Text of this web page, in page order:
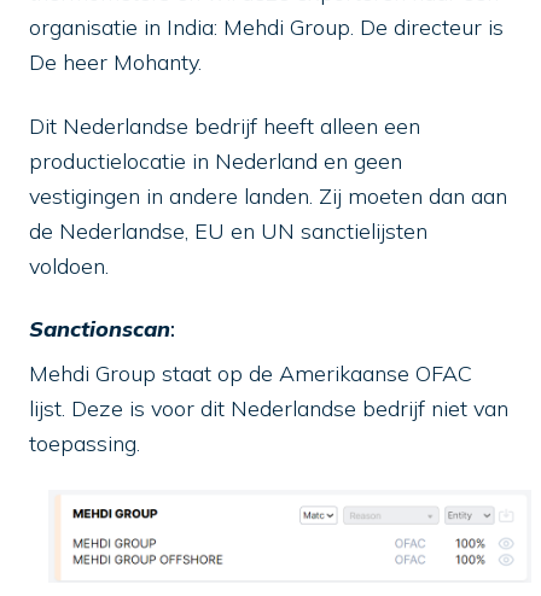
organisatie in India: Mehdi Group. De directeur is
De heer Mohanty.
Dit Nederlandse bedrijf heeft alleen een
productielocatie in Nederland en geen
vestigingen in andere landen. Zij moeten dan aan
de Nederlandse, EU en UN sanctielijsten
voldoen.
Sanctionscan:
Mehdi Group staat op de Amerikaanse OFAC
lijst. Deze is voor dit Nederlandse bedrijf niet van
toepassing.